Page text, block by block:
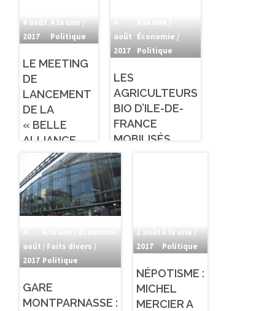
4 août
2017
À la une /
Politique
LE MEETING
DE
LANCEMENT
DE LA
« BELLE
ALLIANCE
POPULAIRE »
(PRIMAIRE DE
LA GAUCHE)
A COÛTÉ 700
000 EUROS
août
2017
Économie /
Politique
LES
AGRICULTEURS
BIO D’ILE-DE-
FRANCE
MOBILISÉS
août
2017
/ Faits divers /
Politique
GARE
MONTPARNASSE :
2 août
2017
À la une /
Politique
NÉPOTISME :
MICHEL
MERCIER A